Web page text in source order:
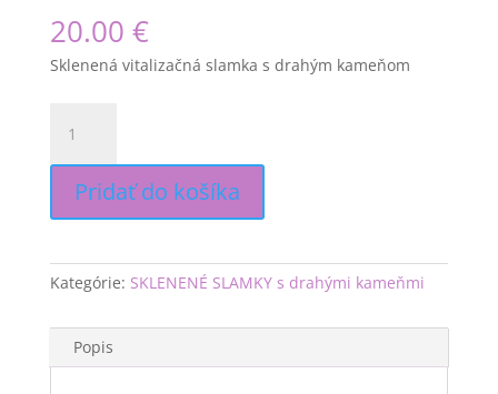
20.00 €
Sklenená vitalizačná slamka s drahým kameňom
Sklenená
SLAMKA
drahokamom
Pridať do košíka
Kategórie: SKLENENÉ SLAMKY s drahými kameňmi
Popis